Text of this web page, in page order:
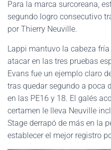
Para la marca surcoreana,
segundo logro consecutivo
por Thierry Neuville.
Lappi mantuvo la cabeza
atacar en las tres pruebas
Evans fue un ejemplo claro
tras quedar segundo a poca
en las PE16 y 18. El galés
certamen le lleva Neuville
Stage derrapó de más en la
establecer el mejor registro